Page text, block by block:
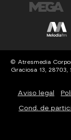
© Atresmedia
Graciosa 13, 28703,
Aviso legal
Cond. de